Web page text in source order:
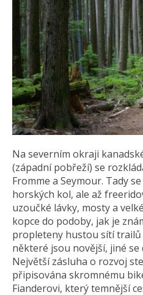
Na severním okraji
(západní pobřeží) se
Fromme a Seymour. Tady
horských kol, ale až
uzoučké lávky, mosty a
kopce do podoby, jak je
propleteny hustou sítí
některé jsou novější, jiné
Největší zásluha o rozvoj
připisována skromnému
Fianderovi, který temnější